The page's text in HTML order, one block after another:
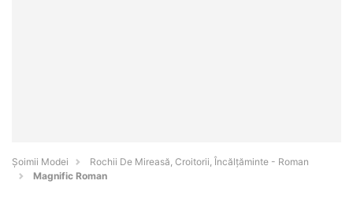
Șoimii Modei
Rochii De Mireasă, Croitorii, Încălțăminte - Roman
Magnific Roman